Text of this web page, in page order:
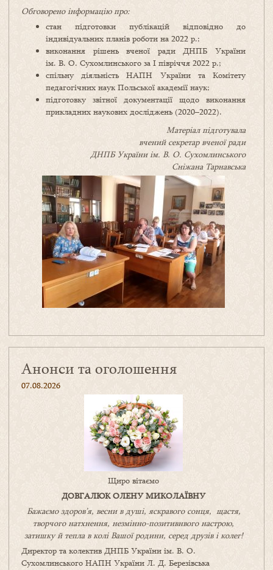
Обговорено інформацію про:
стан підготовки публікацій відповідно до
індивідуальних планів роботи на 2022 р.;
виконання рішень вченої ради ДНПБ України
ім. В. О. Сухомлинського за І півріччя 2022 р.;
спільну діяльність НАПН України та Комітету
педагогічних наук Польської академії наук;
підготовку звітної документації щодо виконання
прикладних наукових досліджень (2020–2022).
Матеріал підготувала
вчений секретар вченої ради
ДНПБ України ім. В. О. Сухомлинського
Сніжана Тарнавська
Анонси та оголошення
07.08.2026
Щиро вітаємо
ДОВГАЛЮК ОЛЕНУ МИКОЛАЇВНУ
Бажаємо здоров’я, весни в душі, яскравого сонця, щастя,
творчого натхнення, незмінно-позитивнвого настрою,
затишкуйтепла в коліВашоїродини, серед друзів і колег!
Директор та колектив ДНПБ України ім. В. О.
Сухомлинського НАПН України Л. Д. Березівська